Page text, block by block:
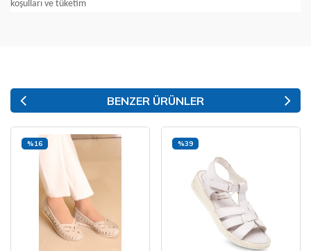
koşulları ve tüketim
BENZER ÜRÜNLER
%16 %39